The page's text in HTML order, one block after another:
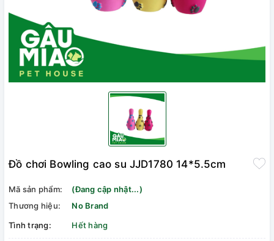
Đồ chơi Bowling cao su JJD1780 14*5.5cm
Mã sản phẩm:
(Đang cập nhật...)
Thương hiệu:
No Brand
Tình trạng:
Hết hàng